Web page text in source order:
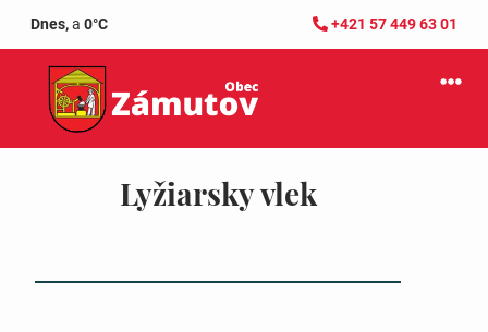
Dnes,a 0°C +421 57 449 63 01
Lyžiarsky vlek